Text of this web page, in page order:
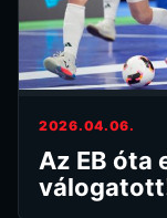
2026.04.06.
Az EB óta